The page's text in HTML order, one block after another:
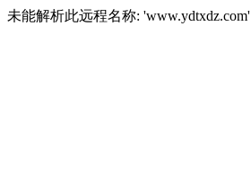
未能解析此远程名称: 'www.ydtxdz.com'